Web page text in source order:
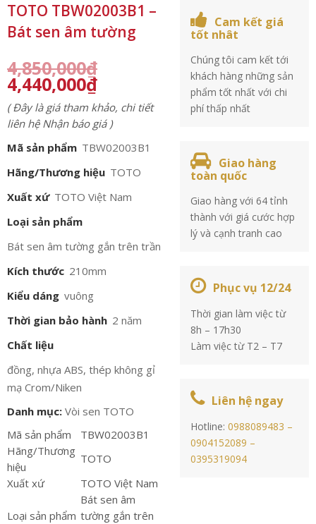
TOTO TBW02003B1 –
Bát sen âm tường
4,850,000₫
4,440,000₫
( Đây là giá tham khảo, chi tiết
liên hệ Nhận báo giá )
Mã sản phẩm TBW02003B1
Hãng/Thương hiệu TOTO
Xuất xứ TOTO Việt Nam
Loại sản phẩm
Bát sen âm tường gắn trên trần
Kích thước 210mm
Kiểu dáng vuông
Thời gian bảo hành 2 năm
Chất liệu
đồng, nhựa ABS, thép không gỉ
mạ Crom/Niken
Danh mục: Vòi sen TOTO
Mã sản phẩm
TBW02003B1
Hãng/Thương
hiệu
TOTO
Xuất xứ
TOTO Việt Nam
Loại sản phẩm
Bát sen âm
tường gắn trên
Cam kết giá
tốt nhât
Chúng tôi cam kết tới
khách hàng những sản
phẩm tốt nhất với chi
phí thấp nhất
Giao hàng
toàn quốc
Giao hàng với 64 tỉnh
thành với giá cước hợp
lý và cạnh tranh cao
Phục vụ 12/24
Thời gian làm việc từ
8h – 17h30
Làm việc từ T2 – T7
Liên hệ ngay
Hotline:0988089483 –
0904152089 –
0395319094